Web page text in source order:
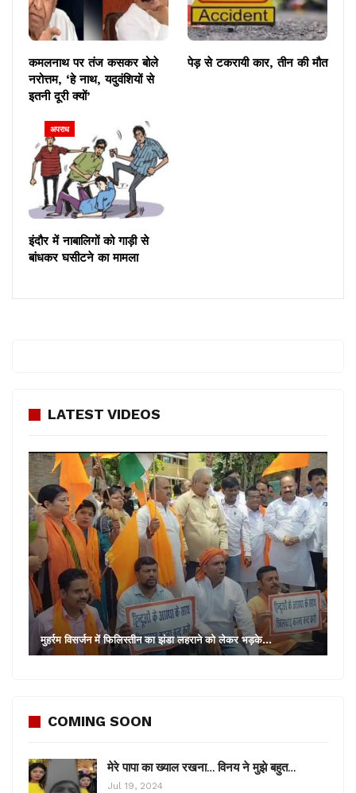
कमलनाथ पर तंज कसकर बोले
नरोत्तम, ‘हे नाथ, यदुवंशियों से
इतनी दूरी क्यों’
पेड़ से टकरायी कार, तीन की मौत
अपराध
इंदौर में नाबालिगों को गाड़ी से
बांधकर घसीटने का मामला
LATEST VIDEOS
मुहर्रम विसर्जन में फिलिस्तीन का झंडा लहराने को लेकर भड़के…
COMING SOON
मेरे पापा का ख्याल रखना… विनय ने मुझे बहुत…
Jul 19, 2024